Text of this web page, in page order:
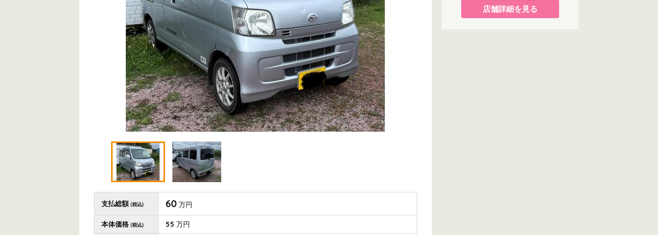
支払総額 (税込) 60 万円
本体価格 (税込) 55 万円
店舗詳細を見る